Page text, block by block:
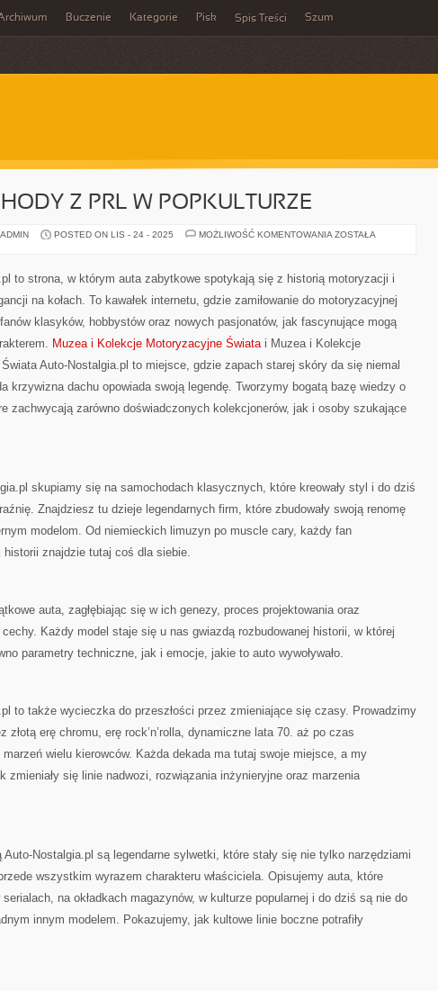
Buczenie Kategorie Pisk Spis Treści Szum
Z PRL W POPKULTURZE
POSTED ON LIS - 24 - 2025 MOŻLIWOŚĆ KOMENTOWANIA SAMOCHODY
POPKULTURZE
ZOSTAŁA
to strona, w którym auta zabytkowe spotykają się z historią motoryzacji i
na kołach. To kawałek internetu, gdzie zamiłowanie do motoryzacyjnej
klasyków, hobbystów oraz nowych pasjonatów, jak fascynujące mogą
Muzea i Kolekcje Motoryzacyjne Światai Muzea i Kolekcje
Auto-Nostalgia.pl to miejsce, gdzie zapach starej skóry da się niemal
krzywizna dachu opowiada swoją legendę. Tworzymy bogatą bazę wiedzy o
zachwycają zarówno doświadczonych kolekcjonerów, jak i osoby szukające
skupiamy się na samochodach klasycznych, które kreowały styl i do dziś
Znajdziesz tu dzieje legendarnych firm, które zbudowały swoją renomę
modelom. Od niemieckich limuzyn po muscle cary, każdy fan
historii znajdzie tutaj coś dla siebie.
auta, zagłębiając się w ich genezy, proces projektowania oraz
cechy. Każdy model staje się u nas gwiazdą rozbudowanej historii, w której
parametry techniczne, jak i emocje, jakie to auto wywoływało.
to także wycieczka do przeszłości przez zmieniające się czasy. Prowadzimy
złotą erę chromu, erę rock’n’rolla, dynamiczne lata 70. aż po czas
marzeń wielu kierowców. Każda dekada ma tutaj swoje miejsce, a my
zmieniały się linie nadwozi, rozwiązania inżynieryjne oraz marzenia
Auto-Nostalgia.pl są legendarne sylwetki, które stały się nie tylko narzędziami
wszystkim wyrazem charakteru właściciela. Opisujemy auta, które
serialach, na okładkach magazynów, w kulturze popularnej i do dziś są nie do
innym modelem. Pokazujemy, jak kultowe linie boczne potrafiły